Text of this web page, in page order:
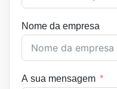
Nome da empresa
A sua mensagem